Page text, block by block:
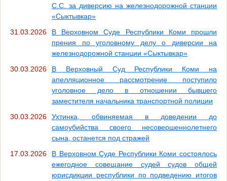
С.С. за диверсию на железнодорожной станции
«Сыктывкар»
31.03.2026
В Верховном Суде Республики Коми прошли
прения по уголовному делу о диверсии на
железнодорожной станции «Сыктывкар»
30.03.2026
В Верховный Суд Республики Коми на
апелляционное рассмотрение поступило
уголовное дело в отношении бывшего
заместителя начальника транспортной полиции
30.03.2026
Ухтинка, обвиняемая в доведении до
самоубийства своего несовершеннолетнего
сына, останется под стражей
17.03.2026
В Верховном Суде Республики Коми состоялось
ежегодное совещание судей судов общей
юрисдикции республики по подведению итогов